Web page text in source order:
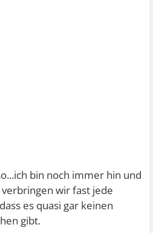
bin noch immer hin und
wir fast jede
es quasi gar keinen
gibt.